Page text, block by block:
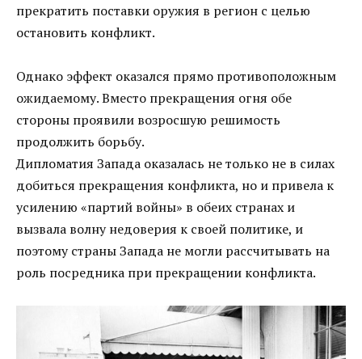
прекратить поставки оружия в регион с целью
остановить конфликт.
Однако эффект оказался прямо противоположным
ожидаемому. Вместо прекращения огня обе
стороны проявили возросшую решимость
продолжить борьбу.
Дипломатия Запада оказалась не только не в силах
добиться прекращения конфликта, но и привела к
усилению «партий войны» в обеих странах и
вызвала волну недоверия к своей политике, и
поэтому страны Запада не могли рассчитывать на
роль посредника при прекращении конфликта.